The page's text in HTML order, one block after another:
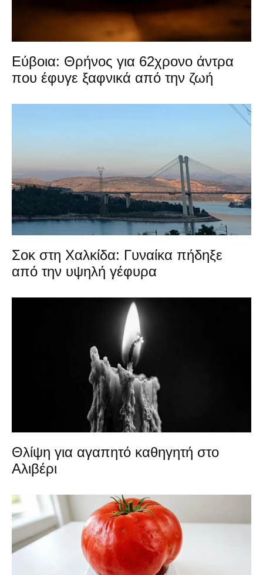
Εύβοια: Θρήνος για 62χρονο άντρα
που έφυγε ξαφνικά από την ζωή
Σοκ στη Χαλκίδα: Γυναίκα πήδηξε
από την υψηλή γέφυρα
Θλίψη για αγαπητό καθηγητή στο
Αλιβέρι